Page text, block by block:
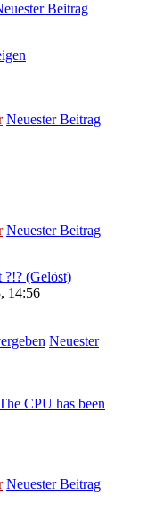
Beitrag
Neuester Beitrag
Neuester Beitrag
?!? (Gelöst)
14:56
Neuester
CPU has been
Neuester Beitrag